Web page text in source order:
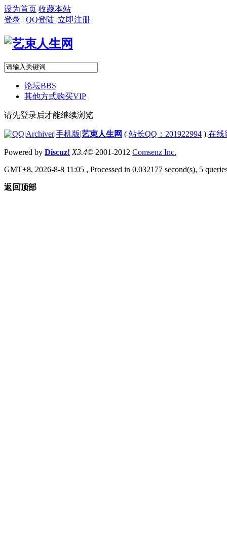
设为首页 收藏本站
登录 | QQ登陆 |立即注册
论坛BBS
其他方式购买VIP
请先登录后才能继续浏览
|Archiver|手机版|艺束人生网 ( 站长QQ：201922994 ) 在线
Powered by Discuz! X3.4© 2001-2012 Comsenz Inc.
GMT+8, 2026-8-8 11:05 , Processed in 0.032177 second(s), 5
返回顶部